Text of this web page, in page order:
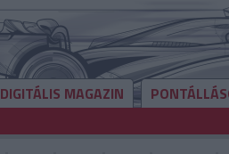
DIGITÁLIS MAGAZIN